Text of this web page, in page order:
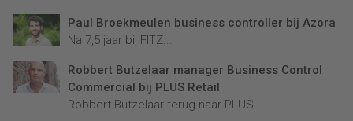
Paul Broekmeulen business controller bij Azora
Na 7,5 jaar bij FITZ...
Robbert Butzelaar manager Business Control
Commercial bij PLUS Retail
Robbert Butzelaar terug naar PLUS...